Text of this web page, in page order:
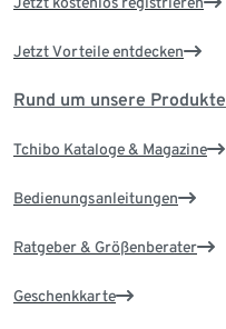
Jetzt Vorteile entdecken
Rund um unsere Produkte
Tchibo Kataloge & Magazine
Bedienungsanleitungen
Ratgeber & Größenberater
Geschenkkarte